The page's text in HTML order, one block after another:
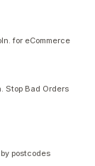
for eCommerce
Stop Bad Orders
postcodes